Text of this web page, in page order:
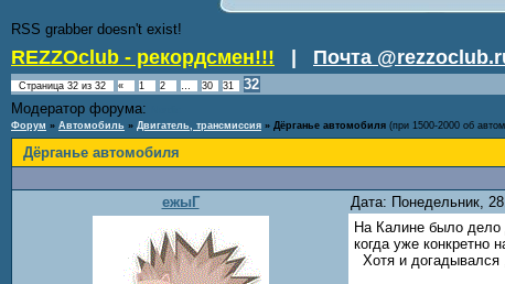
RSS grabber doesn't exist!
REZZOclub - рекордсмен!!! Почта
Страница 32 из 32 « 1 2 … 30 31
32
Модератор форума:
Форум » Автомобиль » Двигатель, трансмиссия » Дёрганье автомобиля (при 1500-2000 об
Дёрганье автомобиля
ежыГ Дата: Понедельник,
На Калине было дело
когда уже конкретно
Хотя и догадывался